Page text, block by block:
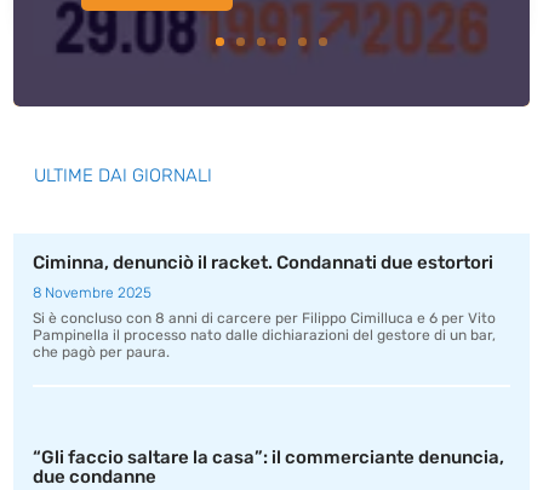
ULTIME DAI GIORNALI
Ciminna, denunciò il racket. Condannati due estortori
8 Novembre 2025
Si è concluso con 8 anni di carcere per Filippo Cimilluca e 6 per Vito
Pampinella il processo nato dalle dichiarazioni del gestore di un bar,
che pagò per paura.
“Gli faccio saltare la casa”: il commerciante denuncia,
due condanne